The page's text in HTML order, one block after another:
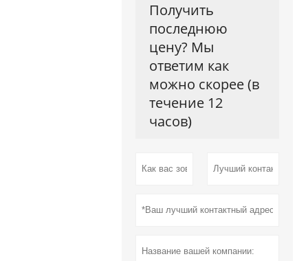
Получить
последнюю
цену? Мы
ответим как
можно скорее (в
течение 12
часов)